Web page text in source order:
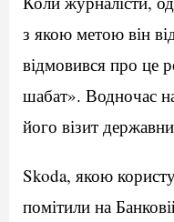
з якою метою він
відмовився про це
шабат». Водночас
його візит
Skoda, якою
помітили на